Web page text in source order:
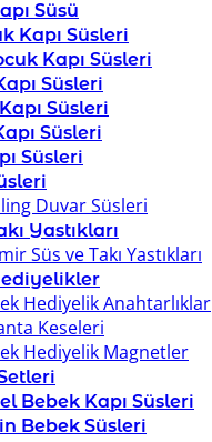
Süsü
Kapı Süsleri
Kapı Süsleri
Süsleri
Süsleri
Süsleri
Süsleri
Duvar Süsleri
Yastıkları
Süs ve Takı Yastıkları
Hediyelik Anahtarlıklar
Keseleri
Hediyelik Magnetler
Bebek Kapı Süsleri
Bebek Süsleri